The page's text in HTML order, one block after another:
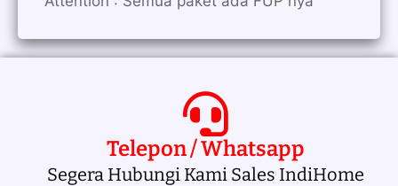
Telepon / Whatsapp
Segera Hubungi Kami Sales IndiHome